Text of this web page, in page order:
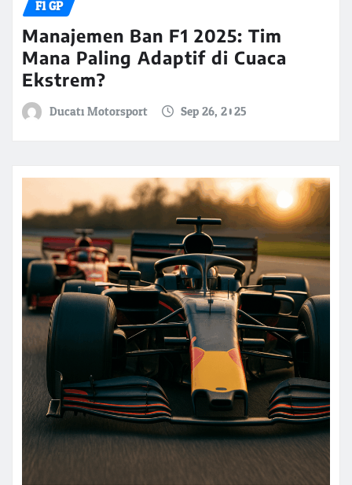
F1 GP
Manajemen Ban F1 2025: Tim
Mana Paling Adaptif di Cuaca
Ekstrem?
Ducati Motorsport Sep 26, 2025